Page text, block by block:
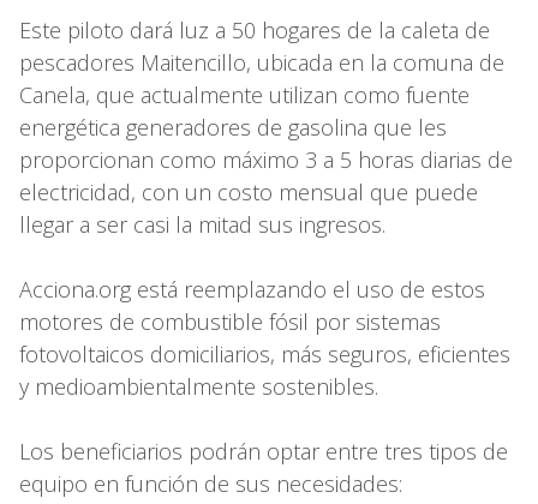
Este piloto dará luz a 50 hogares de la caleta de
pescadores Maitencillo, ubicada en la comuna de
Canela, que actualmente utilizan como fuente
energética generadores de gasolina que les
proporcionan como máximo 3 a 5 horas diarias de
electricidad, con un costo mensual que puede
llegar a ser casi la mitad sus ingresos.
Acciona.org está reemplazando el uso de estos
motores de combustible fósil por sistemas
fotovoltaicos domiciliarios, más seguros, eficientes
y medioambientalmente sostenibles.
Los beneficiarios podrán optar entre tres tipos de
equipo en función de sus necesidades: